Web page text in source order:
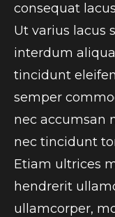
consequat
Ut varius lacus
interdum
tincidunt
semper
nec accumsan
nec tincidunt
Etiam ultrices
hendrerit
ullamcorper,